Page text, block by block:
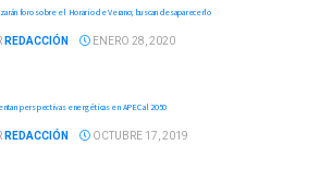
foro sobre el Horario de Verano; buscan desaparecerlo
REDACCIÓN ENERO 28, 2020
perspectivas energéticas en APEC al 2050
REDACCIÓN OCTUBRE 17, 2019